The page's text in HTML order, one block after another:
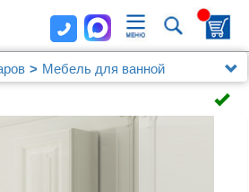
Мебель для ванной
5 stars Империя П35 подвесной